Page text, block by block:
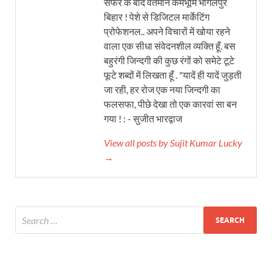
बिहार ! पेशे से डिजिटल मार्केटिंग
प्रोफेशनल.. अपने विचारों में खोया रहने
वाला एक सीधा संवेदनशील व्यक्ति हूँ. बस
बहुरंगी जिन्दगी की कुछ रंगों को समेटे टूटे
फूटे शब्दों में लिखता हूँ . "यादें ही यादें जुड़ती
जा रही, हर रोज एक नया जिन्दगी का
फलसफा, पीछे देखा तो एक कारवां सा बन
गया ! : - सुजीत भारद्वाज
View all posts by Sujit Kumar Lucky
→